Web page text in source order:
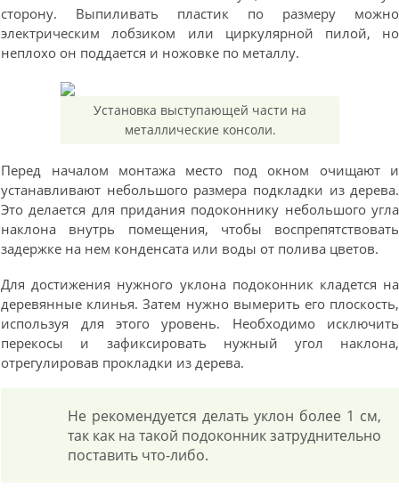
сторону. Выпиливать пластик по размеру можно
электрическим лобзиком или циркулярной пилой, но
неплохо он поддается и ножовке по металлу.
Установка выступающей части на
металлические консоли.
Перед началом монтажа место под окном очищают и
устанавливают небольшого размера подкладки из дерева.
Это делается для придания подоконнику небольшого угла
наклона внутрь помещения, чтобы воспрепятствовать
задержке на нем конденсата или воды от полива цветов.
Для достижения нужного уклона подоконник кладется на
деревянные клинья. Затем нужно вымерить его плоскость,
используя для этого уровень. Необходимо исключить
перекосы и зафиксировать нужный угол наклона,
отрегулировав прокладки из дерева.
Не рекомендуется делать уклон более 1 см,
так как на такой подоконник затруднительно
поставить что-либо.